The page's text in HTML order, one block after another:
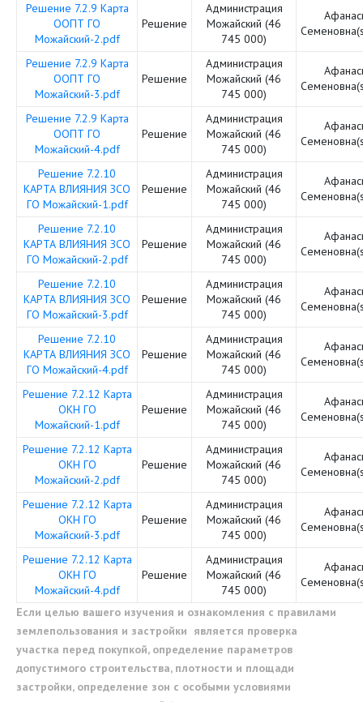
Решение 7.2.9 Карта
ООПТ ГО
Можайский-2.pdf
Решение
Администрация
Можайский (46
745 000)
Решение 7.2.9 Карта
ООПТ ГО
Можайский-3.pdf
Решение
Администрация
Можайский (46
745 000)
Решение 7.2.9 Карта
ООПТ ГО
Можайский-4.pdf
Решение
Администрация
Можайский (46
745 000)
Решение 7.2.10
КАРТА ВЛИЯНИЯ ЗСО
ГО Можайский-1.pdf
Решение
Администрация
Можайский (46
745 000)
Решение 7.2.10
КАРТА ВЛИЯНИЯ ЗСО
ГО Можайский-2.pdf
Решение
Администрация
Можайский (46
745 000)
Решение 7.2.10
КАРТА ВЛИЯНИЯ ЗСО
ГО Можайский-3.pdf
Решение
Администрация
Можайский (46
745 000)
Решение 7.2.10
КАРТА ВЛИЯНИЯ ЗСО
ГО Можайский-4.pdf
Решение
Администрация
Можайский (46
745 000)
Решение 7.2.12 Карта
ОКН ГО
Можайский-1.pdf
Решение
Администрация
Можайский (46
745 000)
Решение 7.2.12 Карта
ОКН ГО
Можайский-2.pdf
Решение
Администрация
Можайский (46
745 000)
Решение 7.2.12 Карта
ОКН ГО
Можайский-3.pdf
Решение
Администрация
Можайский (46
745 000)
Решение 7.2.12 Карта
ОКН ГО
Можайский-4.pdf
Решение
Администрация
Можайский (46
745 000)
Если целью вашего изучения и ознакомления с правилами
землепользования и застройки является проверка
участка перед покупкой, определение параметров
допустимого строительства, плотности и площади
застройки, определение зон с особыми условиями